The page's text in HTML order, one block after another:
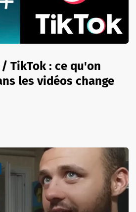
TikTok : ce qu'on
les vidéos change